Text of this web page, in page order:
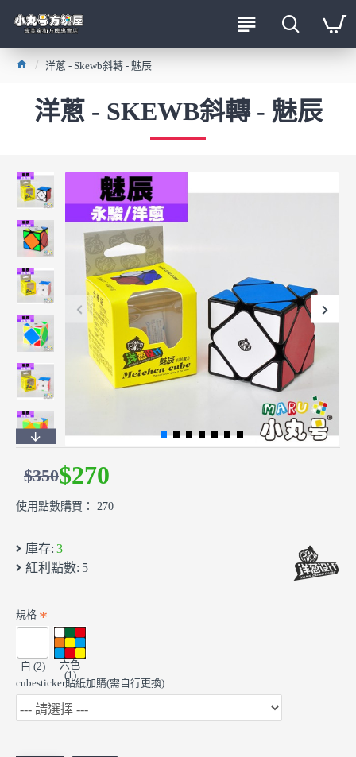
洋蔥 - Skewb斜轉 - 魅辰
洋蔥 - SKEWB斜轉 - 魅辰
庫存: 3
紅利點數: 5
$270
$350
使用點數購買： 270
規格
白 (2)
六色
(1)
cubesticker貼紙加購(需自行更換)